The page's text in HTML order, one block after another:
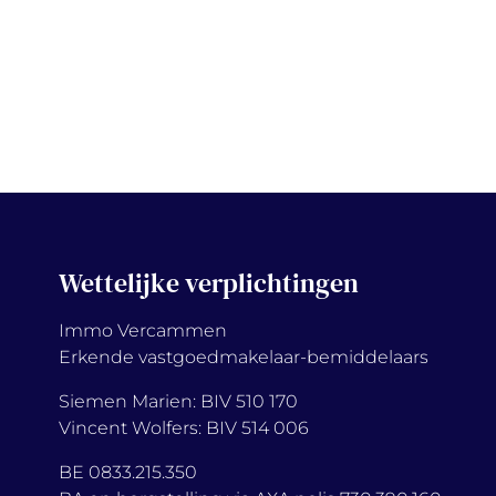
Wettelijke verplichtingen
Immo Vercammen
Erkende vastgoedmakelaar-bemiddelaars
Siemen Marien: BIV 510 170
Vincent Wolfers: BIV 514 006
BE 0833.215.350